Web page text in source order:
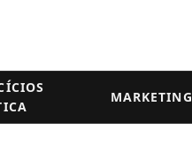
MARKETING